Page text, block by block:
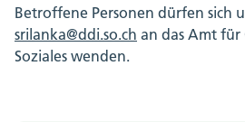
Betroffene Personen dürfen sich
srilanka@ddi.so.ch an das Amt für
Soziales wenden.